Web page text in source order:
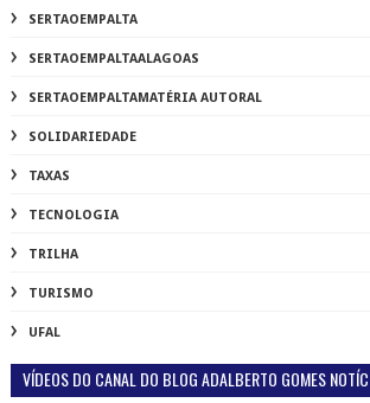
SERTAOEMPALTA
SERTAOEMPALTAALAGOAS
SERTAOEMPALTAMATÉRIA AUTORAL
SOLIDARIEDADE
TAXAS
TECNOLOGIA
TRILHA
TURISMO
UFAL
VÍDEOS DO CANAL DO BLOG ADALBERTO GOMES